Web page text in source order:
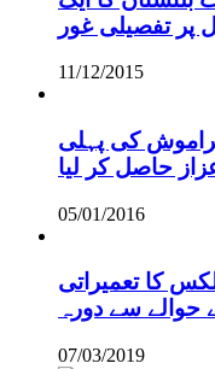
تفصیلی غور
11/12/2015
کی پہلی
حاصل کر لیا
05/01/2016
کا تعمیراتی
حوالے سے دورہ
07/03/2019